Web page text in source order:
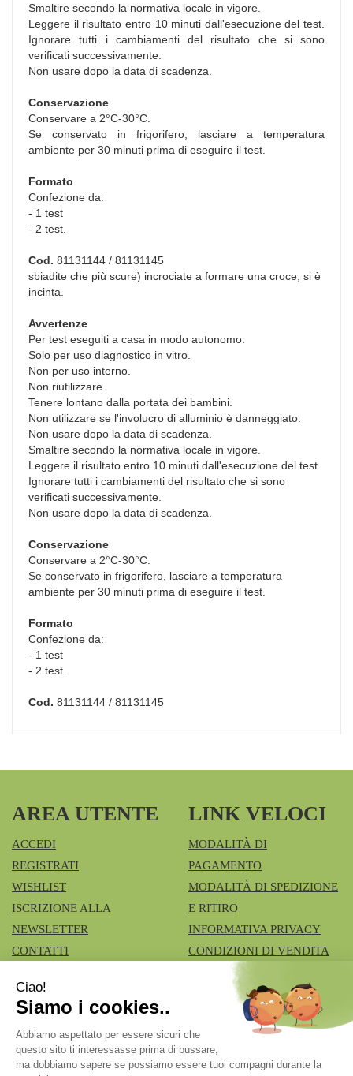
Smaltire secondo la normativa locale in vigore.
Leggere il risultato entro 10 minuti dall'esecuzione del test.
Ignorare tutti i cambiamenti del risultato che si sono
verificati successivamente.
Non usare dopo la data di scadenza.
Conservazione
Conservare a 2°C-30°C.
Se conservato in frigorifero, lasciare a temperatura
ambiente per 30 minuti prima di eseguire il test.
Formato
Confezione da:
- 1 test
- 2 test.
Cod. 81131144 / 81131145
sbiadite che più scure) incrociate a formare una croce, si è
incinta.
Avvertenze
Per test eseguiti a casa in modo autonomo.
Solo per uso diagnostico in vitro.
Non per uso interno.
Non riutilizzare.
Tenere lontano dalla portata dei bambini.
Non utilizzare se l'involucro di alluminio è danneggiato.
Non usare dopo la data di scadenza.
Smaltire secondo la normativa locale in vigore.
Leggere il risultato entro 10 minuti dall'esecuzione del test.
Ignorare tutti i cambiamenti del risultato che si sono
verificati successivamente.
Non usare dopo la data di scadenza.
Conservazione
Conservare a 2°C-30°C.
Se conservato in frigorifero, lasciare a temperatura
ambiente per 30 minuti prima di eseguire il test.
Formato
Confezione da:
- 1 test
- 2 test.
Cod. 81131144 / 81131145
AREA UTENTE
ACCEDI
REGISTRATI
WISHLIST
ISCRIZIONE ALLA
NEWSLETTER
CONTATTI
LINK VELOCI
MODALITÀ DI
PAGAMENTO
MODALITÀ DI SPEDIZIONE
E RITIRO
INFORMATIVA PRIVACY
CONDIZIONI DI VENDITA
COOKIE POLICY
Azienda Speciale Farmacie Comunali Vimercatesi
Lualdi, 6 - Ruginello 20871 Vimercate (MB)
fcia.vimercate1@tiscali.it|Tel.: 039668100| P.Iva: